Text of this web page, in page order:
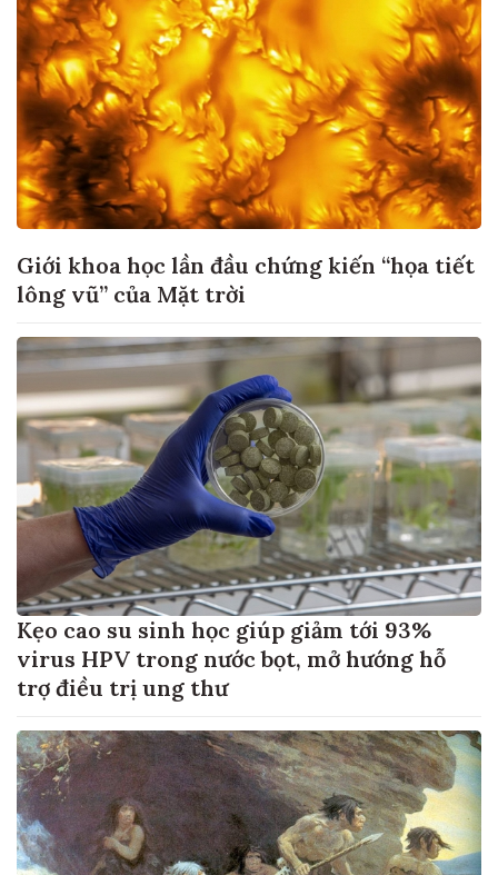
Giới khoa học lần đầu chứng kiến “họa tiết
lông vũ” của Mặt trời
Kẹo cao su sinh học giúp giảm tới 93%
virus HPV trong nước bọt, mở hướng hỗ
trợ điều trị ung thư